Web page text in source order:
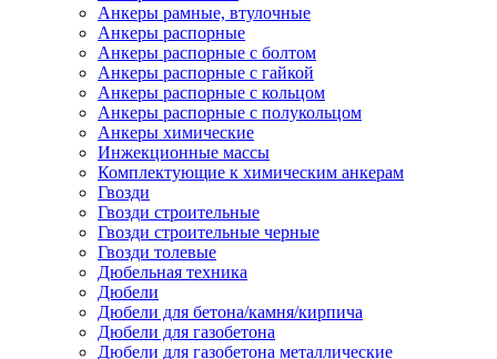
Анкеры рамные, втулочные
Анкеры распорные
Анкеры распорные с болтом
Анкеры распорные с гайкой
Анкеры распорные с кольцом
Анкеры распорные с полукольцом
Анкеры химические
Инжекционные массы
Комплектующие к химическим анкерам
Гвозди
Гвозди строительные
Гвозди строительные черные
Гвозди толевые
Дюбельная техника
Дюбели
Дюбели для бетона/камня/кирпича
Дюбели для газобетона
Дюбели для газобетона металлические